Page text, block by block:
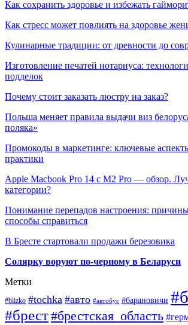
Как сохранить здоровье и избежать
Как стресс может повлиять на здоровье
Кулинарные традиции: от древности до
Изготовление печатей нотариуса:
подделок
Почему стоит заказать люстру на заказ?
Польша меняет правила выдачи виз
поляка»
Промокоды в маркетинге: ключевые
практики
Apple Macbook Pro 14 с M2 Pro — обзор.
категории?
Понимание перепадов настроения:
способы справиться
В Бресте стартовали продажи березовика
Солярку воруют по-черному в Беларуси
Метки
#blizko #tochka #авто #автобус #барановичи
#брест#брестская_область